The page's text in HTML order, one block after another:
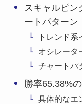
スキャルピン
ートパターン
トレンド
オシレータ
チャートパ
勝率65.38%
具体的なエ